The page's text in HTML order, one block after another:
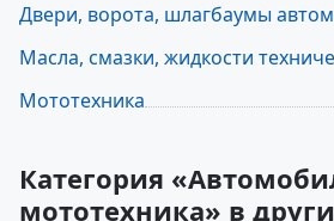
Двери, ворота, шлагбаумы
Масла, смазки, жидкости
Мототехника
Категория
мототехника» в